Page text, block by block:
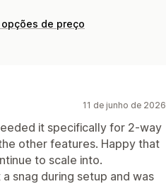
de preço
11 de junho de 2026
it specifically for 2-way
other features. Happy that
to scale into.
snag during setup and was